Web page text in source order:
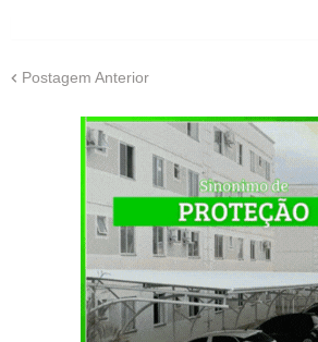
Postagem Anterior